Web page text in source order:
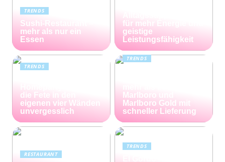
TRENDS
Sushi-Restaurant –
mehr als nur ein
Essen
für mehr Energie und
geistige
Leistungsfähigkeit
TRENDS
die Fete in den
eigenen vier Wänden
unvergesslich
TRENDS
Marlboro und
Marlboro Gold mit
schneller Lieferung
RESTAURANT
TRENDS